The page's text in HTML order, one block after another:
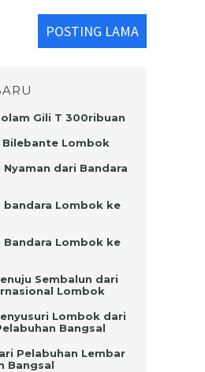
POSTING LAMA
Gili T 300ribuan
Bilebante Lombok
dari Bandara
bandara Lombok ke
Lombok ke
Sembalun dari
Lombok
Lombok dari
Bangsal
Pelabuhan Lembar
Bangsal